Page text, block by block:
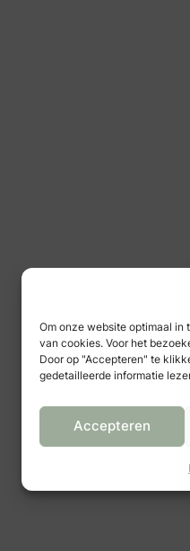
Om onze website optimaal in
van cookies. Voor het
Door op "Accepteren" te
gedetailleerde informatie
Accepteren